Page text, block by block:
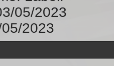
05/2023
2023